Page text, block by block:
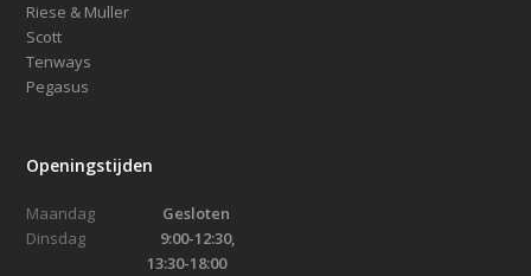
Riese & Muller
Scott
Tenways
Pegasus
Openingstijden
Maandag Gesloten
Dinsdag 9:00-12:30,
13:30-18:00